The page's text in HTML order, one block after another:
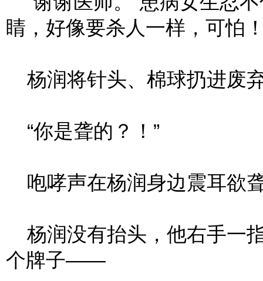
睛，好像要杀人一样，可怕
杨润将针头、棉球扔进废
“你是聋的？！”
咆哮声在杨润身边震耳欲
杨润没有抬头，他右手一
个牌子——